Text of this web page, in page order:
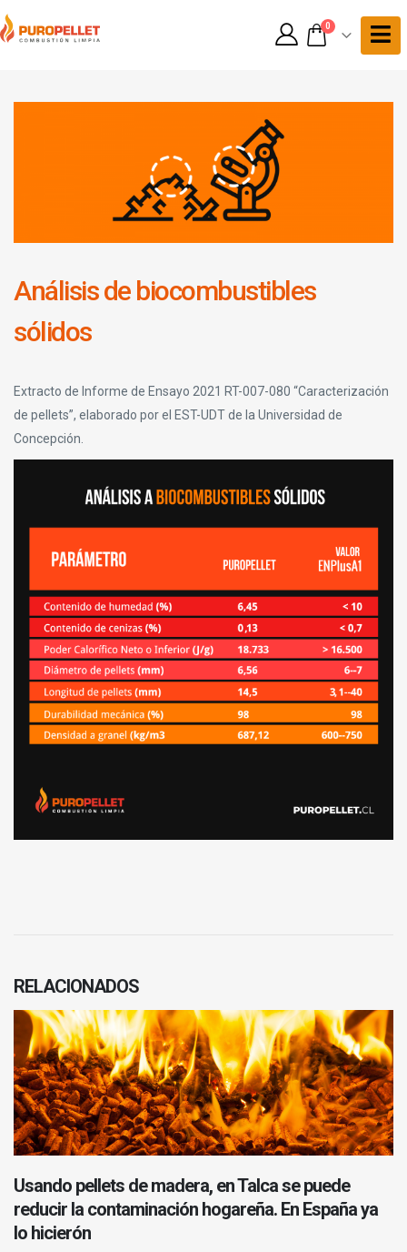
0
Análisis de biocombustibles
sólidos
Extracto de Informe de Ensayo 2021 RT-007-080 “Caracterización
de pellets”, elaborado por el EST-UDT de la Universidad de
Concepción.
RELACIONADOS
Usando pellets de madera, en Talca se puede
reducir la contaminación hogareña. En España ya
lo hicierón